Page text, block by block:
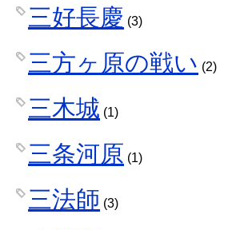
三好長慶 (3)
三方ヶ原の戦い (2)
三木城 (1)
三条河原 (1)
三法師 (3)